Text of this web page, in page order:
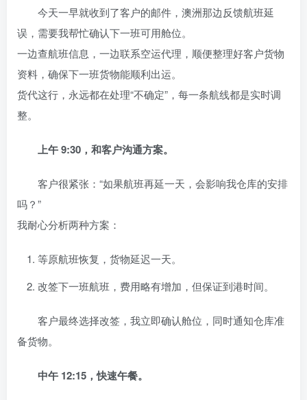
今天一早就收到了客户的邮件，澳洲那边反馈航班延
误，需要我帮忙确认下一班可用舱位。
一边查航班信息，一边联系空运代理，顺便整理好客户货物
资料，确保下一班货物能顺利出运。
货代这行，永远都在处理“不确定”，每一条航线都是实时调
整。
上午 9:30，和客户沟通方案。
客户很紧张：“如果航班再延一天，会影响我仓库的安排
吗？”
我耐心分析两种方案：
等原航班恢复，货物延迟一天。
改签下一班航班，费用略有增加，但保证到港时间。
客户最终选择改签，我立即确认舱位，同时通知仓库准
备货物。
中午 12:15，快速午餐。